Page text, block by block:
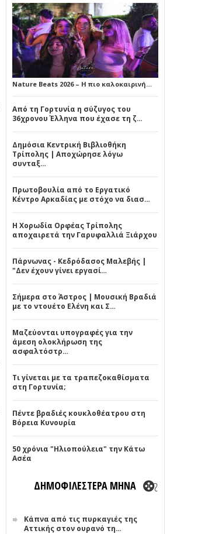
Nature Beats 2026 – Η πιο καλοκαιρινή…
Από τη Γορτυνία η σύζυγος του
36χρονου Έλληνα που έχασε τη ζ…
Δημόσια Κεντρική Βιβλιοθήκη
Τρίπολης | Αποχώρησε λόγω
συνταξ…
Πρωτοβουλία από το Εργατικό
Κέντρο Αρκαδίας με στόχο να διασ…
Η Χορωδία Ορφέας Τρίπολης
αποχαιρετά την Γαρυφαλλιά Ξιάρχου
Πάρνωνας - Κεδρόδασος Μαλεβής |
"Δεν έχουν γίνει εργασί…
Σήμερα στο Άστρος | Μουσική Βραδιά
με το ντουέτο Ελένη και Σ…
Μαζεύονται υπογραφές για την
άμεση ολοκλήρωση της
ασφαλτόστρ…
Τι γίνεται με τα τραπεζοκαθίσματα
στη Γορτυνία;
Πέντε βραδιές κουκλοθέατρου στη
Βόρεια Κυνουρία
50 χρόνια "Ηλιοπούλεια" την Κάτω
Ασέα
ΔΗΜΟΦΙΛΕΣΤΕΡΑ ΜΗΝΑ
Κάπνα από τις πυρκαγιές της
Αττικής στον ουρανό τη…